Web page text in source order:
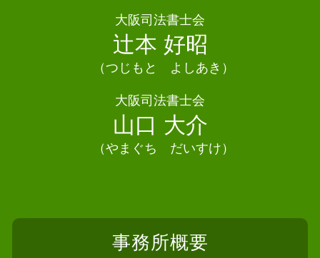
相続人 申告 登記
相続 司法書士
相続 司法書士 高石市
相続 司法書士熊取町
債務整理 司法書士 豊中市
相続 司法書士 交野市
相続 司法書士 岬町
大阪司法書士会
辻本 好昭
（つじもと よしあき）
大阪司法書士会
山口 大介
（やまぐち だいすけ）
事務所概要